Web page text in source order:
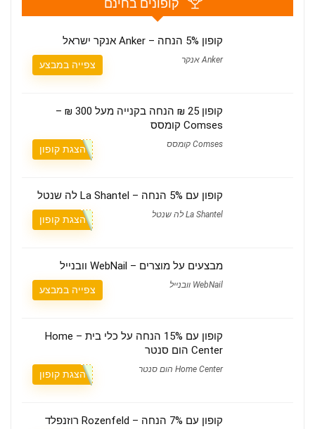
קופון 5% הנחה – Anker אנקר ישראל
Anker אנקר צפייה במבצע
קופון 25 ₪ הנחה בקנייה מעל 300 ₪ –
Comses קומסס
Comses קומסס הצגת קופון
קופון עם 5% הנחה – La Shantel לה שנטל
La Shantel לה שנטל הצגת קופון
מבצעים על מוצרים – WebNail וובנייל
WebNail וובנייל צפייה במבצע
קופון עם 15% הנחה על כלי בית – Home
Center הום סנטר
Home Center הום סנטר הצגת קופון
קופון עם 7% הנחה – Rozenfeld רוזנפלד